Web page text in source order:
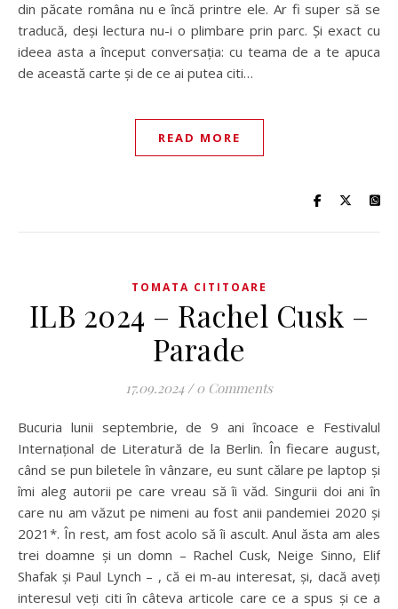
din păcate româna nu e încă printre ele. Ar fi super să se
traducă, deși lectura nu-i o plimbare prin parc. Și exact cu
ideea asta a început conversația: cu teama de a te apuca
de această carte și de ce ai putea citi…
READ MORE
TOMATA CITITOARE
ILB 2024 – Rachel Cusk –
Parade
17.09.2024 / 0 Comments
Bucuria lunii septembrie, de 9 ani încoace e Festivalul
Internațional de Literatură de la Berlin. În fiecare august,
când se pun biletele în vânzare, eu sunt călare pe laptop și
îmi aleg autorii pe care vreau să îi văd. Singurii doi ani în
care nu am văzut pe nimeni au fost anii pandemiei 2020 și
2021*. În rest, am fost acolo să îi ascult. Anul ăsta am ales
trei doamne și un domn – Rachel Cusk, Neige Sinno, Elif
Shafak și Paul Lynch – , că ei m-au interesat, și, dacă aveți
interesul veți citi în câteva articole care ce a spus și ce a